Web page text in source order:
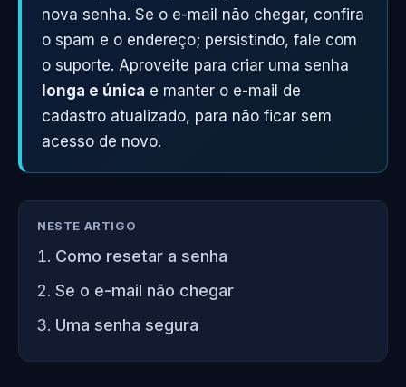
nova senha. Se o e-mail não chegar, confira
o spam e o endereço; persistindo, fale com
o suporte. Aproveite para criar uma senha
longa e única e manter o e-mail de
cadastro atualizado, para não ficar sem
acesso de novo.
NESTE ARTIGO
Como resetar a senha
Se o e-mail não chegar
Uma senha segura